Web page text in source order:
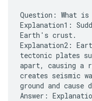
Question: What is
Explanation1:
Earth's crust.
Explanation2:
tectonic plates
apart, causing a
creates seismic
ground and cause
Answer: